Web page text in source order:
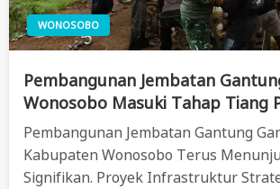
WONOSOBO
Pembangunan Jembatan
Wonosobo Masuki Tahap Tiang
Pembangunan Jembatan Gantung
Kabupaten Wonosobo Terus
Signifikan. Proyek Infrastruktur